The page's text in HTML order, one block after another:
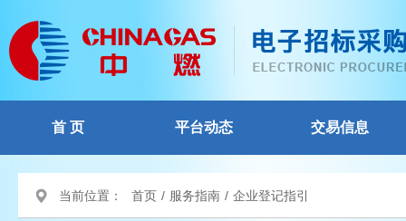
首 页 平台动态 交易信息
当前位置： 首页 / 服务指南 / 企业登记指引